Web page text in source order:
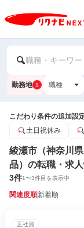
職種・キーワ
勤務地 1 職種
こだわり条件の追加設
土日祝休み
綾瀬市（神奈川
品）の転職・求
3件1〜3件目を表示中
関連度順新着順
正社員